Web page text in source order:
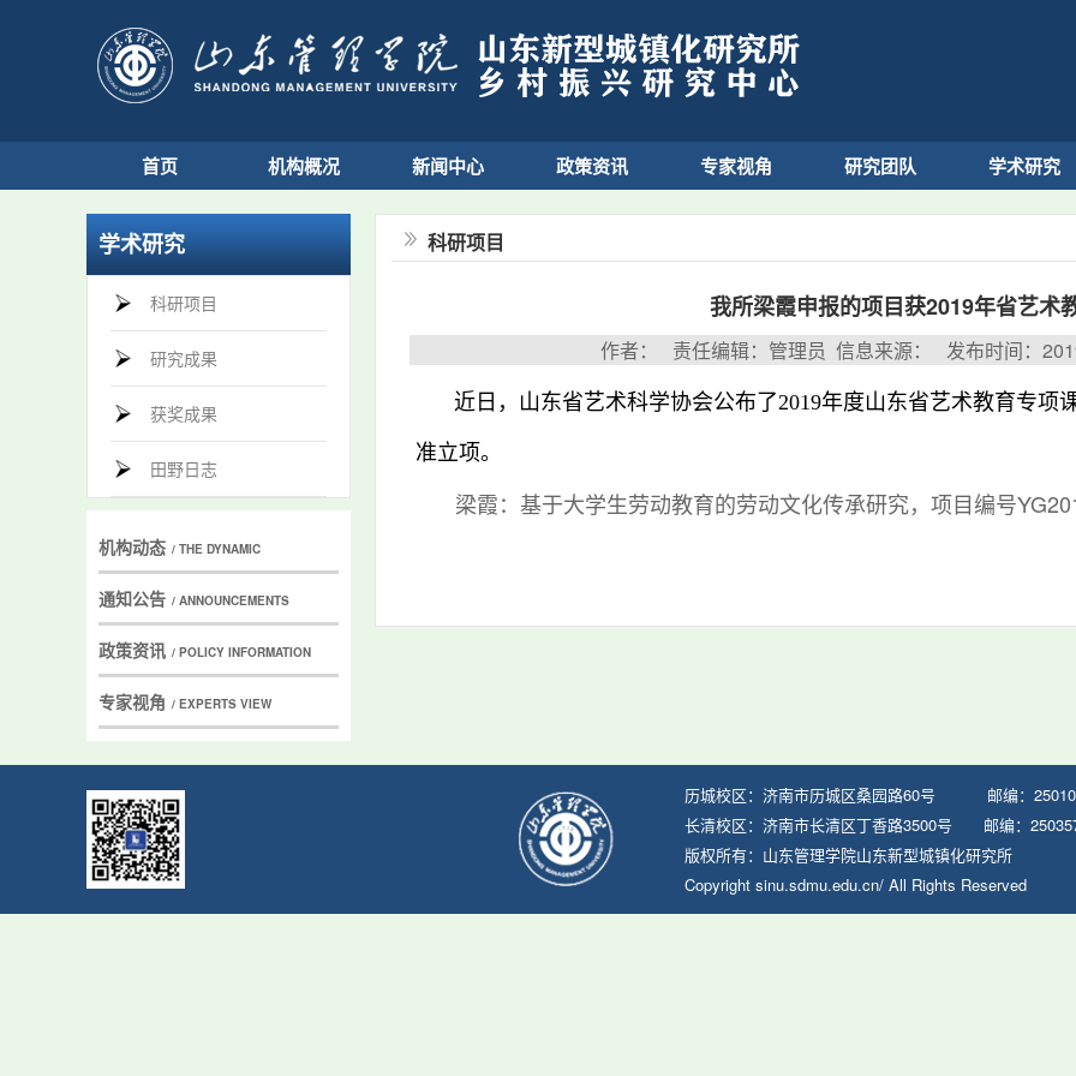
首页 机构概况 新闻中心 政策资讯 专家视角 研究团队 学术研究
学术研究
科研项目
研究成果
获奖成果
田野日志
机构动态 / THE DYNAMIC
通知公告 / ANNOUNCEMENTS
政策资讯 / POLICY INFORMATION
专家视角 / EXPERTS VIEW
科研项目
我所梁霞申报的项目获2019年省艺术
作者： 责任编辑：管理员 信息来源： 发布时间：
近日， 山东省艺术科学协会公布了2019年度山东省艺术教育专项
准立项。
梁霞：基于大学生劳动教育的劳动文化传承研究，项目编号
历城校区：济南市历城区桑园路60号 邮编：
长清校区：济南市长清区丁香路3500号 邮编：
版权所有：山东管理学院山东新型城镇化研究所
Copyright sinu.sdmu.edu.cn/ All Rights Reserved